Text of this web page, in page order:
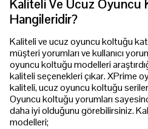
Kaliteli Ve Ucuz
Hangileridir?
Kaliteli ve ucuz oyuncu koltuğu
müşteri yorumları ve kullanıcı
oyuncu koltuğu modelleri
kaliteli seçenekleri çıkar. XPrime
kaliteli, ucuz oyuncu koltuğu
Oyuncu koltuğu yorumları
daha iyi olduğunu görebilirsiniz.
modelleri;